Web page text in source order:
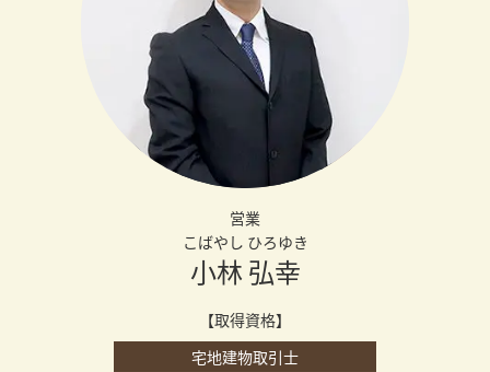
営業
こばやし ひろゆき
小林 弘幸
【取得資格】
宅地建物取引士